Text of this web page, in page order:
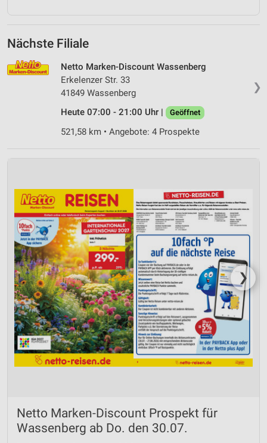
Nächste Filiale
❯
Netto Marken-Discount Wassenberg
Erkelenzer Str. 33
41849 Wassenberg
Heute 07:00 - 21:00 Uhr |
Geöffnet
521,58 km • Angebote: 4 Prospekte
❯
Netto Marken-Discount Prospekt für
Wassenberg ab Do. den 30.07.